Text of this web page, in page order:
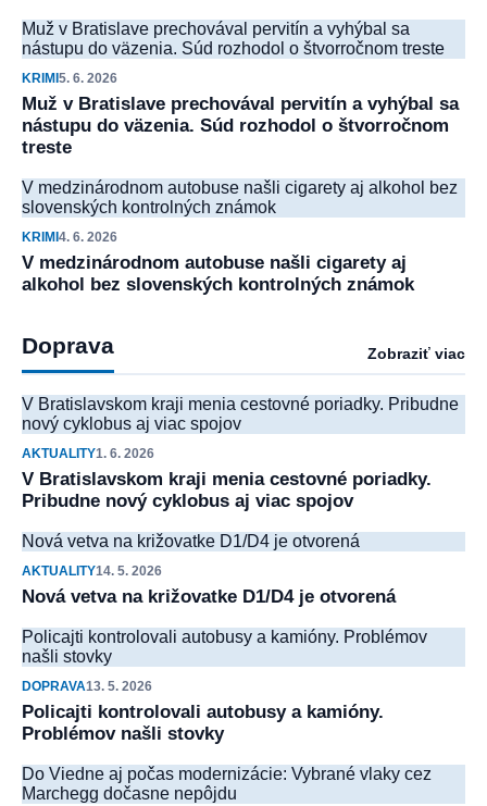
Muž v Bratislave prechovával pervitín a vyhýbal sa
nástupu do väzenia. Súd rozhodol o štvorročnom treste
KRIMI 5. 6. 2026
Muž v Bratislave prechovával pervitín a vyhýbal sa
nástupu do väzenia. Súd rozhodol o štvorročnom
treste
V medzinárodnom autobuse našli cigarety aj alkohol bez
slovenských kontrolných známok
KRIMI 4. 6. 2026
V medzinárodnom autobuse našli cigarety aj
alkohol bez slovenských kontrolných známok
Doprava Zobraziť viac
V Bratislavskom kraji menia cestovné poriadky. Pribudne
nový cyklobus aj viac spojov
AKTUALITY1. 6. 2026
V Bratislavskom kraji menia cestovné poriadky.
Pribudne nový cyklobus aj viac spojov
Nová vetva na križovatke D1/D4 je otvorená
AKTUALITY14. 5. 2026
Nová vetva na križovatke D1/D4 je otvorená
Policajti kontrolovali autobusy a kamióny. Problémov
našli stovky
DOPRAVA13. 5. 2026
Policajti kontrolovali autobusy a kamióny.
Problémov našli stovky
Do Viedne aj počas modernizácie: Vybrané vlaky cez
Marchegg dočasne nepôjdu